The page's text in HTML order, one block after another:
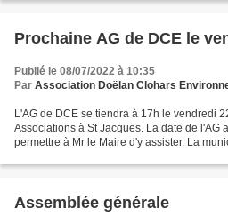
Prochaine AG de DCE le
Publié le 08/07/2022 à 10:35
Par Association Doëlan Clohars
L'AG de DCE se tiendra à 17h le vendredi
Associations à St Jacques. La date de l'AG
permettre à Mr le Maire d'y assister. La
Assemblée générale